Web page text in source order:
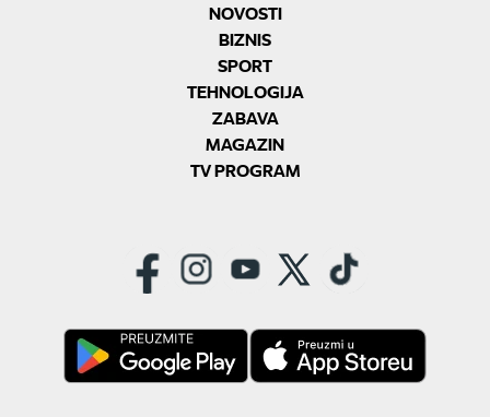
NOVOSTI
BIZNIS
SPORT
TEHNOLOGIJA
ZABAVA
MAGAZIN
TV PROGRAM